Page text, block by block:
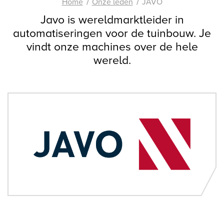
Home Onze leden JAVO
Javo is wereldmarktleider in
automatiseringen voor de tuinbouw. Je
vindt onze machines over de hele
wereld.